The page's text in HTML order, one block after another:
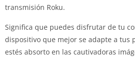
transmisión Roku.
Significa que puedes disfrutar de tu
dispositivo que mejor se adapte a tus
estés absorto en las cautivadoras